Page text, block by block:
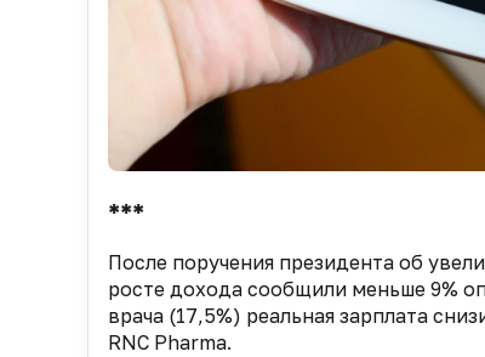
***
После поручения президента об
росте дохода сообщили меньше 9%
врача (17,5%) реальная зарплата
RNC Pharma.